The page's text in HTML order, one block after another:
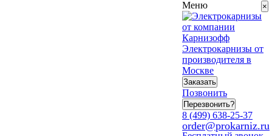
Меню
Электрокарнизы от
производителя в
Москве
Заказать
Позвонить
Перезвонить?
8 (499) 638-25-37
order@prokarniz.ru
×